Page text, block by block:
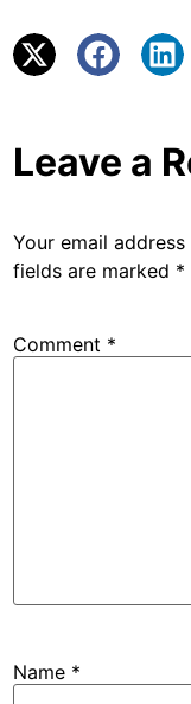
Leave a
Your email
fields are marked *
Comment *
Name *